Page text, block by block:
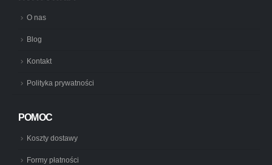
O nas
Blog
Kontakt
Polityka prywatności
POMOC
Koszty dostawy
Formy płatności